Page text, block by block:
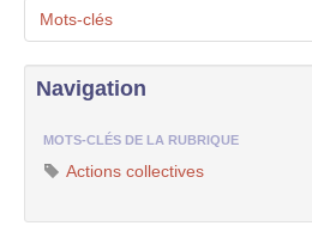
Mots-clés
Navigation
MOTS-CLÉS DE LA RUBRIQUE
Actions collectives